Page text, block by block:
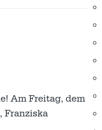
Am Freitag, dem
Franziska